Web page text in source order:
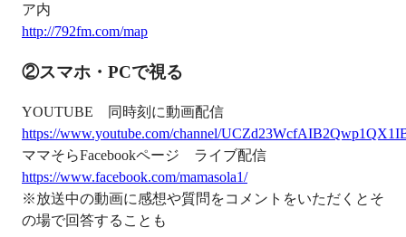
ア内
http://792fm.com/map
②スマホ・PCで視る
YOUTUBE 同時刻に動画配信
https://www.youtube.com/channel/
ママそらFacebookページ ライブ配信
https://www.facebook.com/mamasola1/
※放送中の動画に感想や質問をコメントをいただくとそ
の場で回答することも